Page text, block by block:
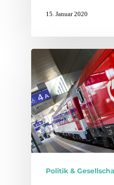
15. Januar 2020
Politik &